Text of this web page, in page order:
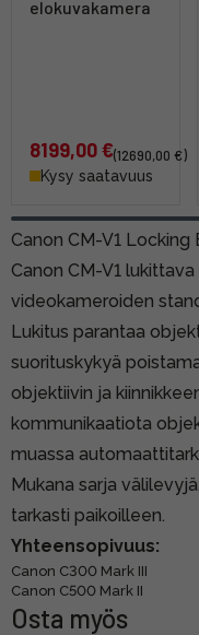
elokuvakamera
8199,00 €(12690,00 €)
Kysy saatavuus
Canon CM-V1 Locking
Canon CM-V1
videokameroiden
Lukitus parantaa
suorituskykyä
objektiivin ja
kommunikaatiota
muassa
Mukana sarja
tarkasti paikoilleen.
Yhteensopivuus:
Canon C300 Mark III
Canon C500 Mark II
Osta myös